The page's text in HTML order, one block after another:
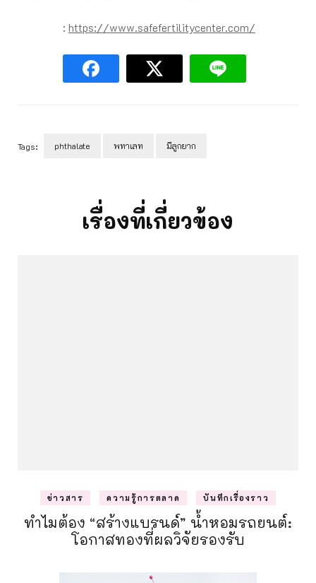
: https://www.safefertilitycenter.com/
Tags: phthalate พทาเลท มีลูกยาก
เรื่องที่เกี่ยวข้อง
ข่าวสาร ความรู้การตลาด บันทึกเรื่องราว
ทำไมต้อง “สร้างแบรนด์” น้ำหอมรถยนต์:
โอกาสทองที่ผลวิจัยรองรับ